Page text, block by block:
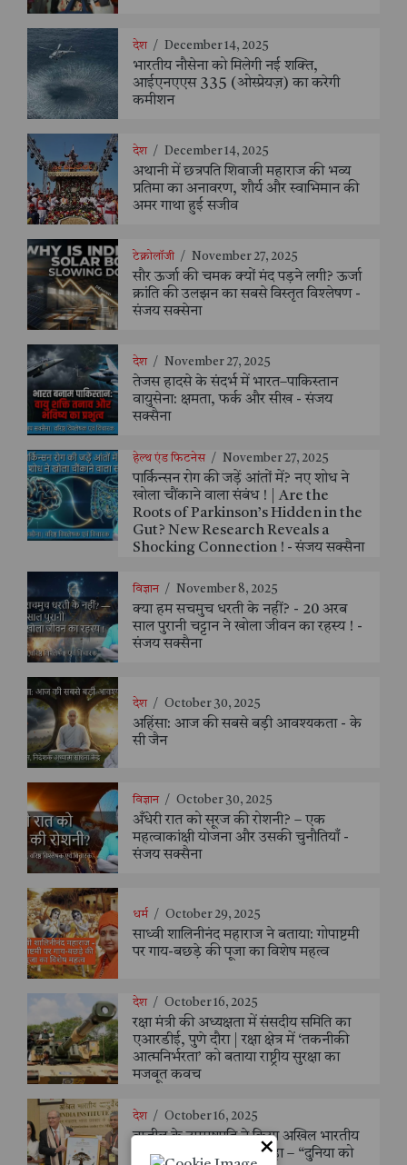
देश / December 14, 2025
भारतीय नौसेना को मिलेगी नई शक्ति,
आईएनएएस 335 (ओस्प्रेयज़) का करेगी
कमीशन
देश / December 14, 2025
अथानी में छत्रपति शिवाजी महाराज की भव्य
प्रतिमा का अनावरण, शौर्य और स्वाभिमान की
अमर गाथा हुई सजीव
टेक्नोलॉजी / November 27, 2025
सौर ऊर्जा की चमक क्यों मंद पड़ने लगी? ऊर्जा
क्रांति की उलझन का सबसे विस्तृत विश्लेषण -
संजय सक्सेना
देश / November 27, 2025
तेजस हादसे के संदर्भ में भारत–पाकिस्तान
वायुसेना: क्षमता, फर्क और सीख - संजय
सक्सैना
हेल्थ एंड फिटनेस / November 27, 2025
पार्किन्सन रोग की जड़ें आंतों में? नए शोध ने
खोला चौंकाने वाला संबंध ! | Are the
Roots of Parkinson’s Hidden in the
Gut? New Research Reveals a
Shocking Connection ! - संजय सक्सैना
विज्ञान / November 8, 2025
क्या हम सचमुच धरती के नहीं? - 20 अरब
साल पुरानी चट्टान ने खोला जीवन का रहस्य ! -
संजय सक्सैना
देश / October 30, 2025
अहिंसा: आज की सबसे बड़ी आवश्यकता - के
सी जैन
विज्ञान / October 30, 2025
अँधेरी रात को सूरज की रोशनी? – एक
महत्वाकांक्षी योजना और उसकी चुनौतियाँ -
संजय सक्सैना
धर्म / October 29, 2025
साध्वी शालिनीनंद महाराज ने बताया: गोपाष्टमी
पर गाय-बछड़े की पूजा का विशेष महत्व
देश / October 16, 2025
रक्षा मंत्री की अध्यक्षता में संसदीय समिति का
एआरडीई, पुणे दौरा | रक्षा क्षेत्र में ‘तकनीकी
आत्मनिर्भरता’ को बताया राष्ट्रीय सुरक्षा का
मजबूत कवच
देश / October 16, 2025
ब्राज़ील के उपराष्ट्रपति ने किया अखिल भारतीय
आयुर्वेद संस्थान का दौरा, कहा – “दुनिया को
×